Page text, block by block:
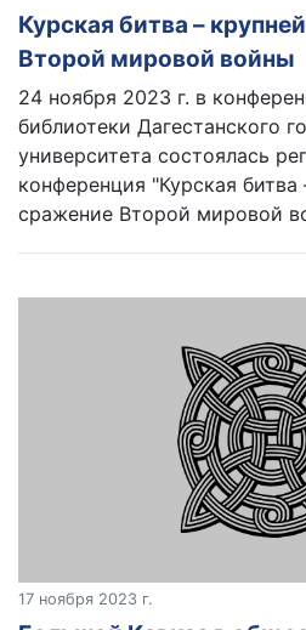
Курская битва –
Второй мировой войны
24 ноября 2023 г. в
библиотеки Дагестанского
университета состоялась
конференция "Курская
сражение Второй мировой
17 ноября 2023 г.